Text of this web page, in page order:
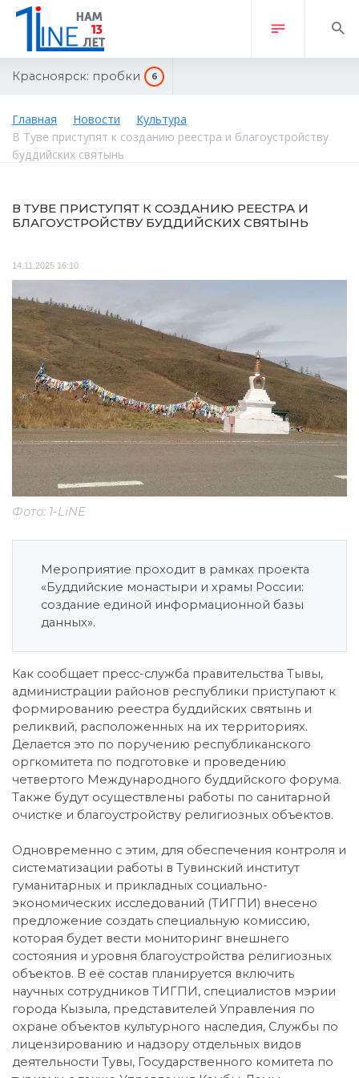
Красноярск: пробки 6
Главная Новости
Культура
В Туве приступят к созданию реестра и благоустройству
буддийских святынь
В ТУВЕ ПРИСТУПЯТ К СОЗДАНИЮ РЕЕСТРА И
БЛАГОУСТРОЙСТВУ БУДДИЙСКИХ СВЯТЫНЬ
14.11.2025 16:10
Фото: 1-LiNE
Мероприятие проходит в рамках проекта
«Буддийские монастыри и храмы России:
создание единой информационной базы
данных».
Как сообщает пресс-служба правительства Тывы,
администрации районов республики приступают к
формированию реестра буддийских святынь и
реликвий, расположенных на их территориях.
Делается это по поручению республиканского
оргкомитета по подготовке и проведению
четвертого Международного буддийского форума.
Также будут осуществлены работы по санитарной
очистке и благоустройству религиозных объектов.
Одновременно с этим, для обеспечения контроля и
систематизации работы в Тувинский институт
гуманитарных и прикладных социально-
экономических исследований (ТИГПИ) внесено
предложение создать специальную комиссию,
которая будет вести мониторинг внешнего
состояния и уровня благоустройства религиозных
объектов. В её состав планируется включить
научных сотрудников ТИГПИ, специалистов мэрии
города Кызыла, представителей Управления по
охране объектов культурного наследия, Службы по
лицензированию и надзору отдельных видов
деятельности Тувы, Государственного комитета по